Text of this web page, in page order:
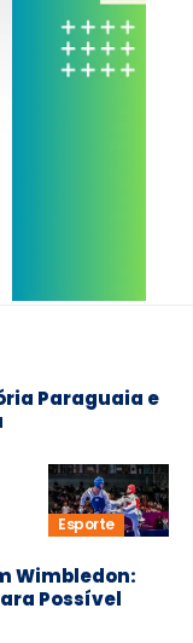
Paraguaia e
Esporte
Wimbledon:
Possível